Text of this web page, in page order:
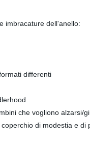
imbracature dell'anello:
differenti
che vogliono alzarsi/
di modestia e di